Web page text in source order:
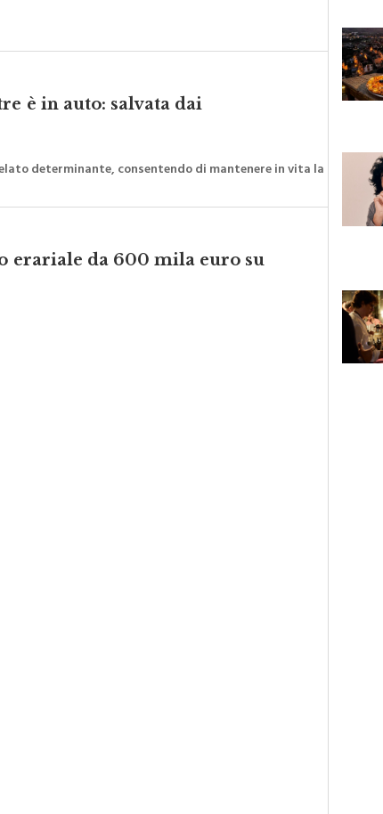
è in auto: salvata dai
determinante, consentendo di mantenere in vita la
erariale da 600 mila euro su